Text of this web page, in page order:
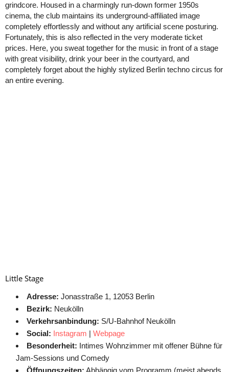
grindcore. Housed in a charmingly run-down former 1950s
cinema, the club maintains its underground-affiliated image
completely effortlessly and without any artificial scene posturing.
Fortunately, this is also reflected in the very moderate ticket
prices. Here, you sweat together for the music in front of a stage
with great visibility, drink your beer in the courtyard, and
completely forget about the highly stylized Berlin techno circus for
an entire evening.
Little Stage
Adresse: Jonasstraße 1, 12053 Berlin
Bezirk: Neukölln
Verkehrsanbindung: S/U-Bahnhof Neukölln
Social: Instagram | Webpage
Besonderheit: Intimes Wohnzimmer mit offener Bühne für
Jam-Sessions und Comedy
Öffnungszeiten: Abhängig vom Programm (meist abends